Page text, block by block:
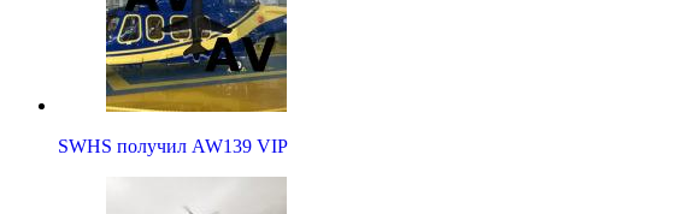
SWHS получил AW139 VIP